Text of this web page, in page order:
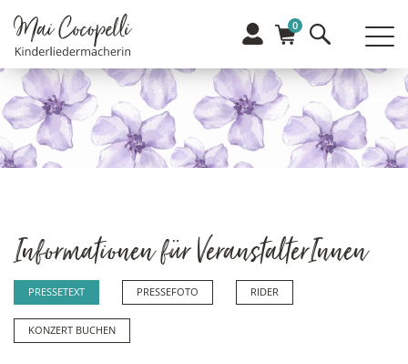
0
Informationen für VeranstalterInnen
PRESSETEXT PRESSEFOTO RIDER
KONZERT BUCHEN